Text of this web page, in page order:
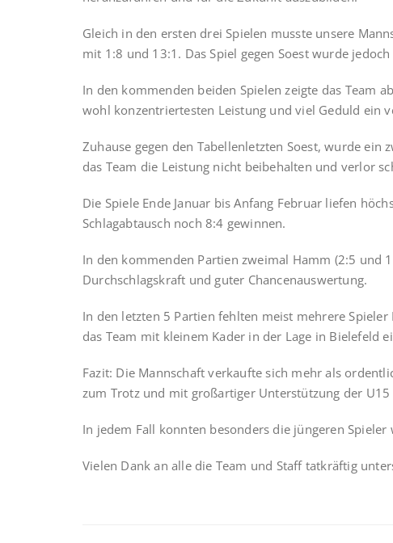
Gleich in den ersten drei Spielen musste unsere
mit 1:8 und 13:1. Das Spiel gegen Soest wurde
In den kommenden beiden Spielen zeigte das Team
wohl konzentriertesten Leistung und viel Geduld ein
Zuhause gegen den Tabellenletzten Soest, wurde
das Team die Leistung nicht beibehalten und verlor
Die Spiele Ende Januar bis Anfang Februar liefen
Schlagabtausch noch 8:4 gewinnen.
In den kommenden Partien zweimal Hamm (2:5 und
Durchschlagskraft und guter Chancenauswertung.
In den letzten 5 Partien fehlten meist mehrere
das Team mit kleinem Kader in der Lage in Bielefeld
Fazit: Die Mannschaft verkaufte sich mehr als
zum Trotz und mit großartiger Unterstützung der
In jedem Fall konnten besonders die jüngeren
Vielen Dank an alle die Team und Staff tatkräftig